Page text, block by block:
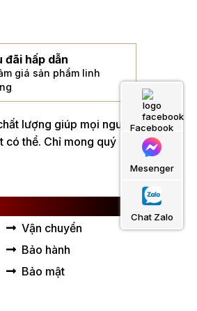
đãi hấp dẫn
giá sản phẩm linh
lượng giúp mọi người
có thể. Chỉ mong quý
Vận chuyển
Bảo hành
Bảo mật
Facebook
Mesenger
Chat Zalo